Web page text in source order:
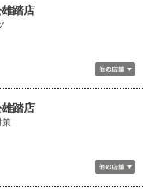
踏店
踏店
策